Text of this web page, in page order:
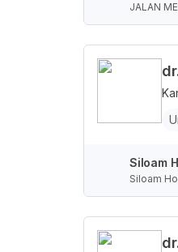
JALAN
Siloam
Siloam